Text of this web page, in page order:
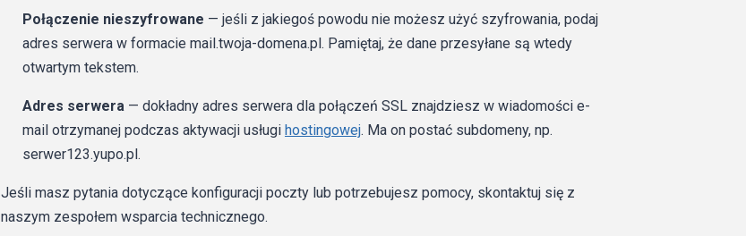
Połączenie nieszyfrowane — jeśli z jakiegoś powodu nie możesz użyć szyfrowania, podaj
adres serwera w formacie mail.twoja-domena.pl. Pamiętaj, że dane przesyłane są wtedy
otwartym tekstem.
Adres serwera— dokładny adres serwera dla połączeń SSL znajdziesz w wiadomości e-
mail otrzymanej podczas aktywacji usługi hostingowej. Ma on postać subdomeny, np.
serwer123.yupo.pl.
Jeśli masz pytania dotyczące konfiguracji poczty lub potrzebujesz pomocy, skontaktuj się z
naszym zespołem wsparcia technicznego.